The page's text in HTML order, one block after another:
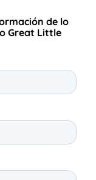
de lo
Great Little